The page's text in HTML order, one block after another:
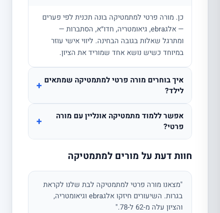
כן. מורה פרטי למתמטיקה בונה תכנית לפי פערים
— אלגebra, גיאומטריה, חדו״א, הסתברות —
ומתרגל שאלות בגובה הבחינה. ליווי אישי עוזר
במיוחד כשיש נושא אחד שמוריד את הציון.
איך בוחרים מורה פרטי למתמטיקה שמתאים
לילד?
+
אפשר ללמוד מתמטיקה אונליין עם מורה
פרטי?
+
חוות דעת על מורים למתמטיקה
"מצאנו מורה פרטי למתמטיקה לבת שלנו לקראת
בגרות. השיעורים חיזקו אלגebra וגיאומטריה,
והציון עלה מ-62 ל-78."